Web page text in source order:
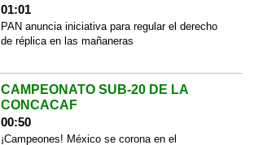
01:01
PAN anuncia iniciativa para regular el derecho
de réplica en las mañaneras
CAMPEONATO SUB-20 DE LA
CONCACAF
00:50
¡Campeones! México se corona en el